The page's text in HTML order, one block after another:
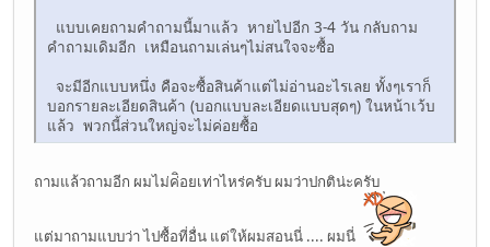
แบบเคยถามคำถามนี้มาแล้ว หายไปอีก 3-4 วัน กลับถาม
คำถามเดิมอีก เหมือนถามเล่นๆไม่สนใจจะซื้อ
จะมีอีกแบบหนึ่ง คือจะซื้อสินค้าแต่ไม่อ่านอะไรเลย ทั้งๆเราก็
บอกรายละเอียดสินค้า (บอกแบบละเอียดแบบสุดๆ) ในหน้าเว้บ
แล้ว พวกนี้ส่วนใหญ่จะไม่ค่อยซื้อ
ถามแล้วถามอีก ผมไม่ค่ิอยเท่าไหร่ครับ ผมว่าปกติน่ะครับ
แต่มาถามแบบว่า ไปซื้อที่อื่น แต่ให้ผมสอนนี่ .... ผมนี่